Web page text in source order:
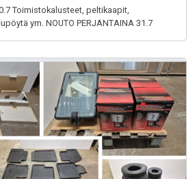
Toimistokalusteet, peltikaapit,
ym. NOUTO PERJANTAINA 31.7